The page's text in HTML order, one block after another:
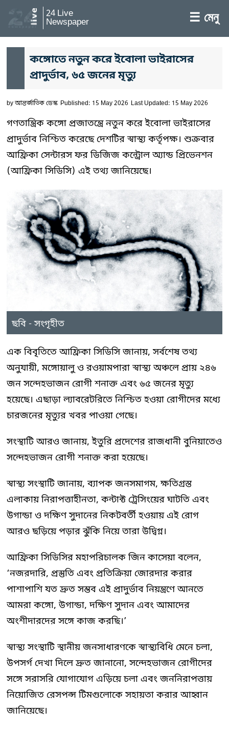
24 Live
Newspaper ☰ মেনু
কঙ্গোতে নতুন করে ইবোলা ভাইরাসের
প্রাদুর্ভাব, ৬৫ জনের মৃত্যু
byআন্তর্জাতিক ডেস্ক Published: 15 May 2026 Last Updated: 15 May 2026
গণতান্ত্রিক কঙ্গো প্রজাতন্ত্রে নতুন করে ইবোলা ভাইরাসের
প্রাদুর্ভাব নিশ্চিত করেছে দেশটির স্বাস্থ্য কর্তৃপক্ষ। শুক্রবার
আফ্রিকা সেন্টারস ফর ডিজিজ কন্ট্রোল অ্যান্ড প্রিভেনশন
(আফ্রিকা সিডিসি) এই তথ্য জানিয়েছে।
ছবি - সংগৃহীত
এক বিবৃতিতে আফ্রিকা সিডিসি জানায়, সর্বশেষ তথ্য
অনুযায়ী, মঙ্গোয়ালু ও রওয়ামপারা স্বাস্থ্য অঞ্চলে প্রায় ২৪৬
জন সন্দেহভাজন রোগী শনাক্ত এবং ৬৫ জনের মৃত্যু
হয়েছে। এছাড়া ল্যাবরেটরিতে নিশ্চিত হওয়া রোগীদের মধ্যে
চারজনের মৃত্যুর খবর পাওয়া গেছে।
সংস্থাটি আরও জানায়, ইতুরি প্রদেশের রাজধানী বুনিয়াতেও
সন্দেহভাজন রোগী শনাক্ত করা হয়েছে।
স্বাস্থ্য সংস্থাটি জানায়, ব্যাপক জনসমাগম, ক্ষতিগ্রস্ত
এলাকায় নিরাপত্তাহীনতা, কন্টাক্ট ট্রেসিংয়ের ঘাটতি এবং
উগান্ডা ও দক্ষিণ সুদানের নিকটবর্তী হওয়ায় এই রোগ
আরও ছড়িয়ে পড়ার ঝুঁকি নিয়ে তারা উদ্বিগ্ন।
আফ্রিকা সিডিসির মহাপরিচালক জিন কাসেয়া বলেন,
‘নজরদারি, প্রস্তুতি এবং প্রতিক্রিয়া জোরদার করার
পাশাপাশি যত দ্রুত সম্ভব এই প্রাদুর্ভাব নিয়ন্ত্রণে আনতে
আমরা কঙ্গো, উগান্ডা, দক্ষিণ সুদান এবং আমাদের
অংশীদারদের সঙ্গে কাজ করছি।’
স্বাস্থ্য সংস্থাটি স্থানীয় জনসাধারণকে স্বাস্থ্যবিধি মেনে চলা,
উপসর্গ দেখা দিলে দ্রুত জানানো, সন্দেহভাজন রোগীদের
সঙ্গে সরাসরি যোগাযোগ এড়িয়ে চলা এবং জননিরাপত্তায়
নিয়োজিত রেসপন্স টিমগুলোকে সহায়তা করার আহ্বান
জানিয়েছে।